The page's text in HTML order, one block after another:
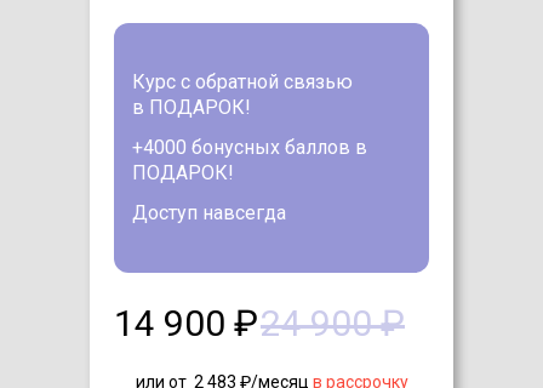
Курс с обратной связью
в ПОДАРОК!
или от 2 483 ₽/месяц в рассрочку
24 900 ₽
14 900 ₽
+4000 бонусных баллов в
ПОДАРОК!
Доступ навсегда